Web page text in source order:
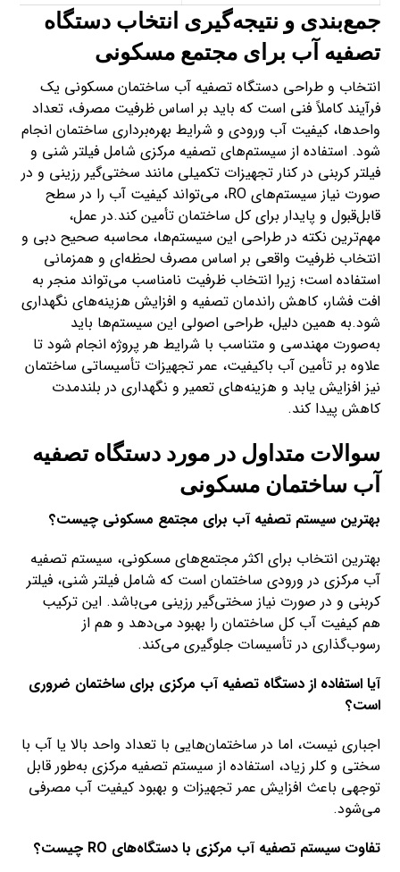
جمع‌بندی و نتیجه‌گیری انتخاب دستگاه
تصفیه آب برای مجتمع‌ مسکونی
انتخاب و طراحی دستگاه تصفیه آب ساختمان مسکونی یک
فرآیند کاملاً فنی است که باید بر اساس ظرفیت مصرف، تعداد
واحدها، کیفیت آب ورودی و شرایط بهره‌برداری ساختمان انجام
شود. استفاده از سیستم‌های تصفیه مرکزی شامل فیلتر شنی و
فیلتر کربنی در کنار تجهیزات تکمیلی مانند سختی‌گیر رزینی و در
صورت نیاز سیستم‌های RO، می‌تواند کیفیت آب را در سطح
قابل‌قبول و پایدار برای کل ساختمان تأمین کند.در عمل،
مهم‌ترین نکته در طراحی این سیستم‌ها، محاسبه صحیح دبی و
انتخاب ظرفیت واقعی بر اساس مصرف لحظه‌ای و همزمانی
استفاده است؛ زیرا انتخاب ظرفیت نامناسب می‌تواند منجر به
افت فشار، کاهش راندمان تصفیه و افزایش هزینه‌های نگهداری
شود.به همین دلیل، طراحی اصولی این سیستم‌ها باید
به‌صورت مهندسی و متناسب با شرایط هر پروژه انجام شود تا
علاوه بر تأمین آب باکیفیت، عمر تجهیزات تأسیساتی ساختمان
نیز افزایش یابد و هزینه‌های تعمیر و نگهداری در بلندمدت
کاهش پیدا کند.
سوالات متداول در مورد دستگاه تصفیه
آب ساختمان مسکونی
بهترین سیستم تصفیه آب برای مجتمع مسکونی چیست؟
بهترین انتخاب برای اکثر مجتمع‌های مسکونی، سیستم تصفیه
آب مرکزی در ورودی ساختمان است که شامل فیلتر شنی، فیلتر
کربنی و در صورت نیاز سختی‌گیر رزینی می‌باشد. این ترکیب
هم کیفیت آب کل ساختمان را بهبود می‌دهد و هم از
رسوب‌گذاری در تأسیسات جلوگیری می‌کند.
آیا استفاده از دستگاه تصفیه آب مرکزی برای ساختمان ضروری
است؟
اجباری نیست، اما در ساختمان‌هایی با تعداد واحد بالا یا آب با
سختی و کلر زیاد، استفاده از سیستم تصفیه مرکزی به‌طور قابل
توجهی باعث افزایش عمر تجهیزات و بهبود کیفیت آب مصرفی
می‌شود.
تفاوت سیستم تصفیه آب مرکزی با دستگاه‌های RO چیست؟